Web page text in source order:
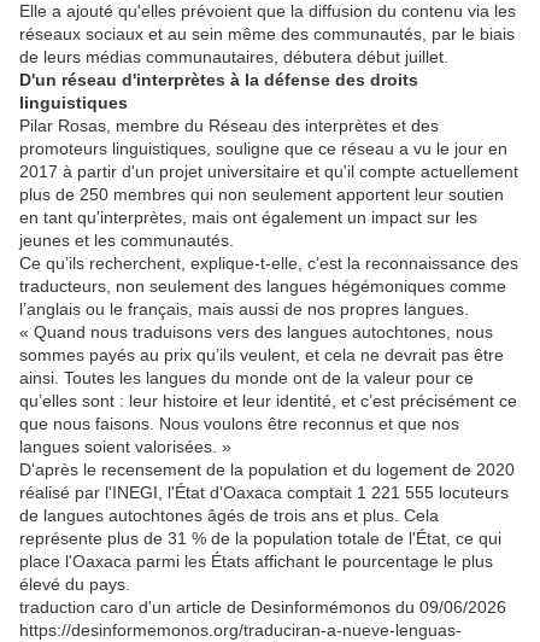
Elle a ajouté qu'elles prévoient que la diffusion du contenu via les
réseaux sociaux et au sein même des communautés, par le biais
de leurs médias communautaires, débutera début juillet.
D'un réseau d'interprètes à la défense des droits
linguistiques
Pilar Rosas, membre du Réseau des interprètes et des
promoteurs linguistiques, souligne que ce réseau a vu le jour en
2017 à partir d'un projet universitaire et qu'il compte actuellement
plus de 250 membres qui non seulement apportent leur soutien
en tant qu'interprètes, mais ont également un impact sur les
jeunes et les communautés.
Ce qu’ils recherchent, explique-t-elle, c’est la reconnaissance des
traducteurs, non seulement des langues hégémoniques comme
l’anglais ou le français, mais aussi de nos propres langues.
« Quand nous traduisons vers des langues autochtones, nous
sommes payés au prix qu’ils veulent, et cela ne devrait pas être
ainsi. Toutes les langues du monde ont de la valeur pour ce
qu’elles sont : leur histoire et leur identité, et c’est précisément ce
que nous faisons. Nous voulons être reconnus et que nos
langues soient valorisées. »
D'après le recensement de la population et du logement de 2020
réalisé par l'INEGI, l'État d'Oaxaca comptait 1 221 555 locuteurs
de langues autochtones âgés de trois ans et plus. Cela
représente plus de 31 % de la population totale de l'État, ce qui
place l'Oaxaca parmi les États affichant le pourcentage le plus
élevé du pays.
traduction caro d'un article de Desinformémonos du 09/06/2026
https://desinformemonos.org/traduciran-a-nueve-lenguas-